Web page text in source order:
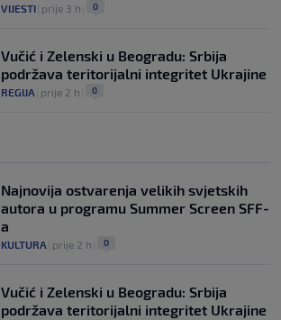
VIJESTI prije 3 h 0
Vučić i Zelenski u Beogradu: Srbija
podržava teritorijalni integritet Ukrajine
REGIJA prije 2 h 0
Najnovija ostvarenja velikih svjetskih
autora u programu Summer Screen SFF-
a
KULTURA prije 2 h 0
Vučić i Zelenski u Beogradu: Srbija
podržava teritorijalni integritet Ukrajine